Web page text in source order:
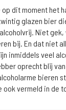
dit moment het
glazen bier
Niet
bij. En dat niet
inmiddels veel
oprecht blij
bieren
ook vermeld in de